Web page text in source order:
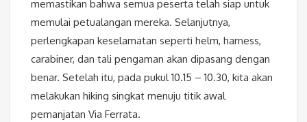
memastikan bahwa semua peserta telah siap untuk
memulai petualangan mereka. Selanjutnya,
perlengkapan keselamatan seperti helm, harness,
carabiner, dan tali pengaman akan dipasang dengan
benar. Setelah itu, pada pukul 10.15 – 10.30, kita akan
melakukan hiking singkat menuju titik awal
pemanjatan Via Ferrata.